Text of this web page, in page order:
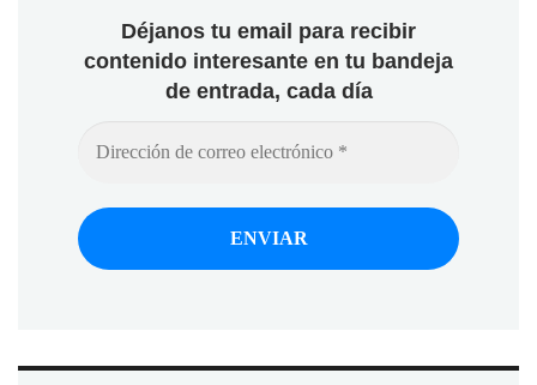
Déjanos tu email para recibir
contenido interesante en tu bandeja
de entrada, cada día